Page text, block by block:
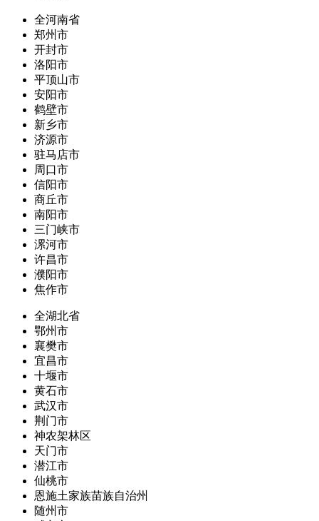
全河南省
郑州市
开封市
洛阳市
平顶山市
安阳市
鹤壁市
新乡市
济源市
驻马店市
周口市
信阳市
商丘市
南阳市
三门峡市
漯河市
许昌市
濮阳市
焦作市
全湖北省
鄂州市
襄樊市
宜昌市
十堰市
黄石市
武汉市
荆门市
神农架林区
天门市
潜江市
仙桃市
恩施土家族苗族自治州
随州市